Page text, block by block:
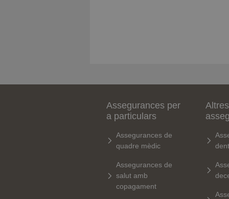
Assegurances per
a particulars
Assegurances de
quadre mèdic
Assegurances de
salut amb
copagament
Altres